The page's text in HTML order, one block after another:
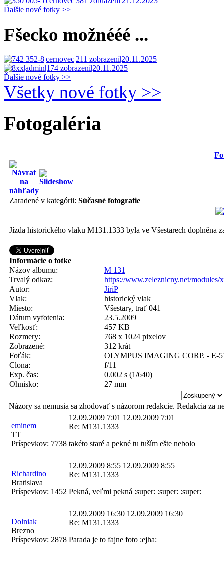
Ďalšie nové fotky >>
Fšecko možnééé ...
Ďalšie nové fotky >>
Všetky nové fotky >>
Fotogaléria
Zaradené v kategórii: Súčasné fotografie
Jízda historického vlaku M131.1333 byla ve Všestarech doplněna
Informácie o fotke
Názov albumu:
M 131
Trvalý odkaz:
https://www.zeleznicny.net/
Autor:
JiriP
Vlak:
historický vlak
Miesto:
Všestary, trať 041
Dátum vyfotenia:
23.5.2009
Veľkosť:
457 KB
Rozmery:
768 x 1024 pixelov
Zobrazené:
312 krát
Foťák:
OLYMPUS IMAGING CORP. - E-
Clona:
f/11
Exp. čas:
0.002 s (1/640)
Ohnisko:
27 mm
Názory sa nemusia sa zhodovať s názorom redakcie. Redakcia za
eminem
TT
Príspevkov: 7738
12.09.2009 7:01 12.09.2009 7:01
Re: M131.1333
takéto staré a pekné tu tuším ešte nebolo
Richardino
Bratislava
Príspevkov: 1452
12.09.2009 8:55 12.09.2009 8:55
Re: M131.1333
Pekná, veľmi pekná :super: :super: :super:
Dolniak
Brezno
Príspevkov: 2878
12.09.2009 16:30 12.09.2009 16:30
Re: M131.1333
Parada je to fajne foto :ejha: